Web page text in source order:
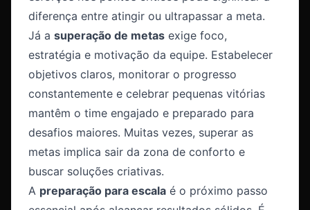
diferença entre atingir ou ultrapassar a meta.
Já a superação de metas exige foco,
estratégia e motivação da equipe. Estabelecer
objetivos claros, monitorar o progresso
constantemente e celebrar pequenas vitórias
mantêm o time engajado e preparado para
desafios maiores. Muitas vezes, superar as
metas implica sair da zona de conforto e
buscar soluções criativas.
A preparação para escala é o próximo passo